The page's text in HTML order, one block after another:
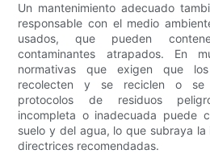
Un mantenimiento adecuado
responsable con el medio
usados, que pueden
contaminantes atrapados. En
normativas que exigen que
recolecten y se reciclen o se
protocolos de residuos
incompleta o inadecuada puede
suelo y del agua, lo que subraya
directrices recomendadas.